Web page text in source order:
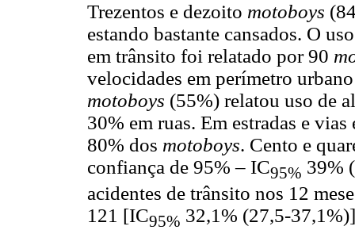
Trezentos e dezoito motoboys
estando bastante cansados. O
em trânsito foi relatado por 90
velocidades em perímetro
motoboys (55%) relatou uso de
30% em ruas. Em estradas e
80% dos motoboys. Cento e
confiança de 95% – IC95% 39%
acidentes de trânsito nos 12
121 [IC95% 32,1% (27,5-